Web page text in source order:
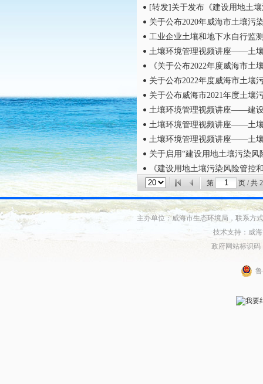
[转发]关于发布《建设用地土
关于公布2020年威海市土壤污
工业企业土壤和地下水自行监
土壤环境管理视频讲座——土
《关于公布2022年度威海市
关于公布2022年度威海市土壤
关于公布威海市2021年度土壤
土壤环境管理视频讲座——建
土壤环境管理视频讲座——土
土壤环境管理视频讲座——土
关于启用“建设用地土壤污染
《建设用地土壤污染风险管控
第 页 / 共 2
主办单位：威海市生态环境局，联系方
技术支持：威
政府网站标识码